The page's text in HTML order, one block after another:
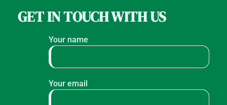
GET IN TOUCH WITH US
Your name
Your email